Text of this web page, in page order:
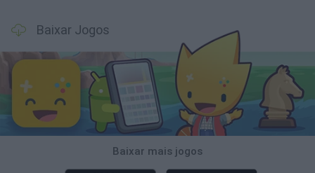
Baixar Jogos
Baixar mais jogos